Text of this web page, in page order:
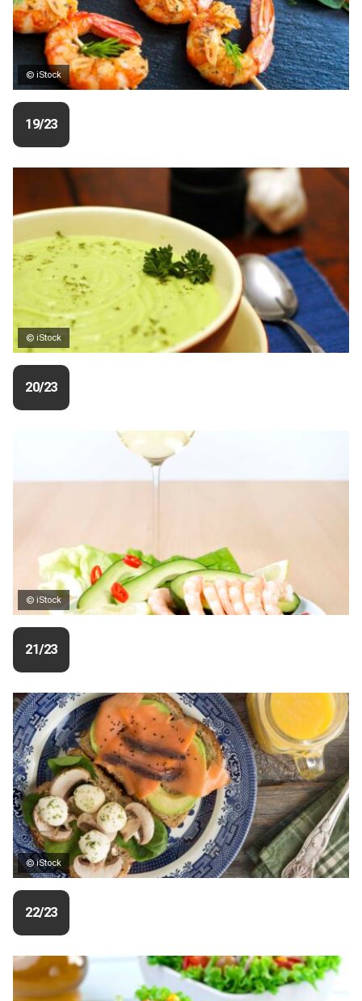
© iStock
19/23
© iStock
20/23
© iStock
21/23
© iStock
22/23